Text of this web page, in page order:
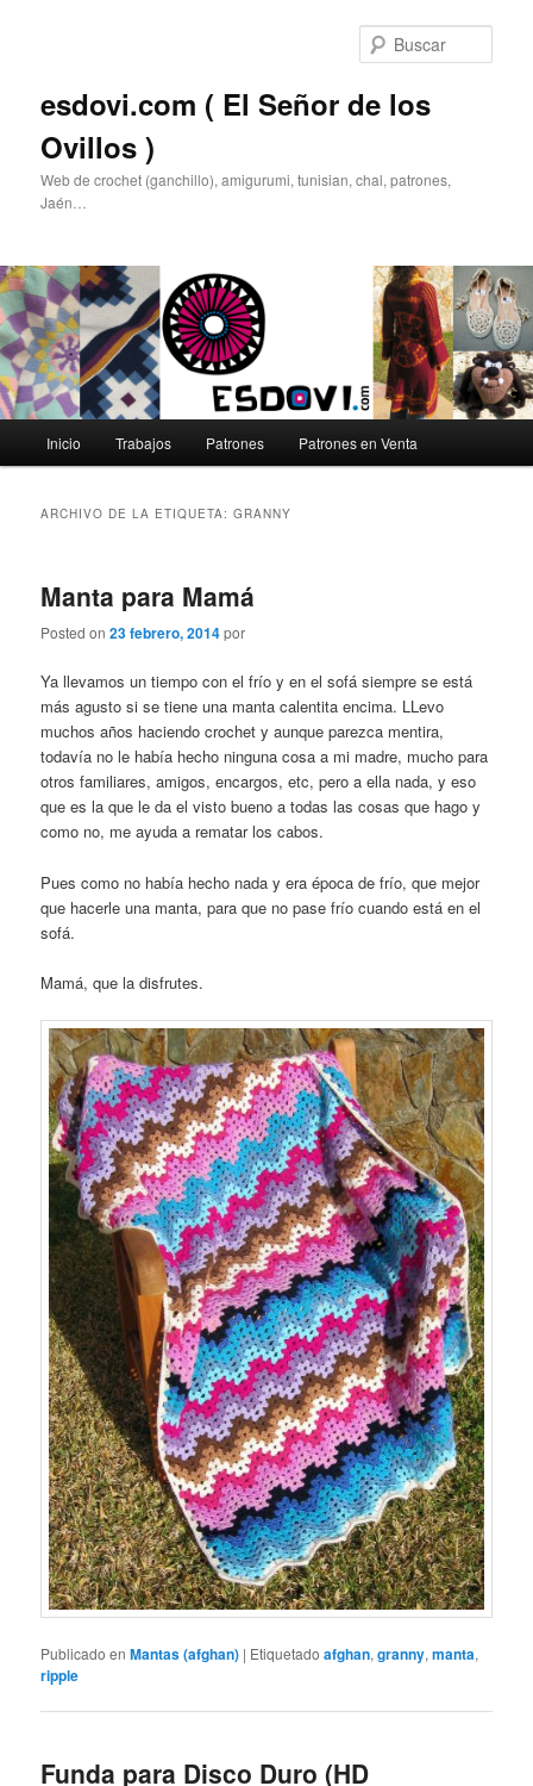
esdovi.com ( El Señor de los
Ovillos )
Web de crochet (ganchillo), amigurumi, tunisian, chal, patrones,
Jaén…
principal
Inicio Trabajos Patrones Patrones en Venta
ARCHIVO DE LA ETIQUETA:GRANNY
Manta para Mamá
Posted on23 febrero, 2014por
Ya llevamos un tiempo con el frío y en el sofá siempre se está
más agusto si se tiene una manta calentita encima. LLevo
muchos años haciendo crochet y aunque parezca mentira,
todavía no le había hecho ninguna cosa a mi madre, mucho para
otros familiares, amigos, encargos, etc, pero a ella nada, y eso
que es la que le da el visto bueno a todas las cosas que hago y
como no, me ayuda a rematar los cabos.
Pues como no había hecho nada y era época de frío, que mejor
que hacerle una manta, para que no pase frío cuando está en el
sofá.
Mamá, que la disfrutes.
Publicado en Mantas (afghan) | Etiquetado afghan,granny,manta,
ripple
Funda para Disco Duro (HD